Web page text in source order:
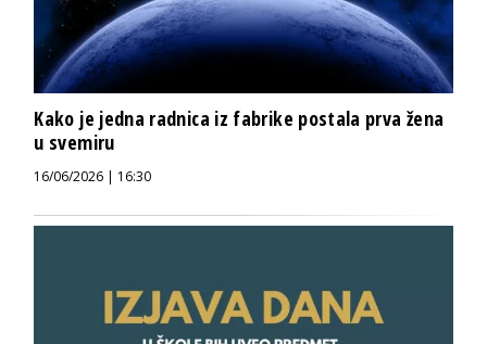
Kako je jedna radnica iz fabrike postala prva žena
u svemiru
16/06/2026 | 16:30